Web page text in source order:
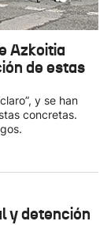
Azkoitia
de estas
y se han
concretas.
y detención